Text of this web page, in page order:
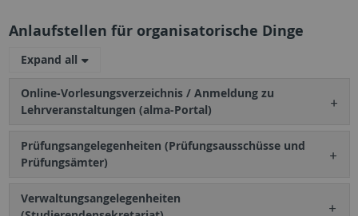
Anlaufstellen für organisatorische Dinge
Expand all
Online-Vorlesungsverzeichnis / Anmeldung zu
Lehrveranstaltungen (alma-Portal)
Prüfungsangelegenheiten (Prüfungsausschüsse und
Prüfungsämter)
Verwaltungsangelegenheiten